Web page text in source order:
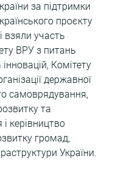
за підтримки
проєкту
взяли участь
ВРУ з питань
Комітету
державної
самоврядування,
та
керівництво
громад,
України.